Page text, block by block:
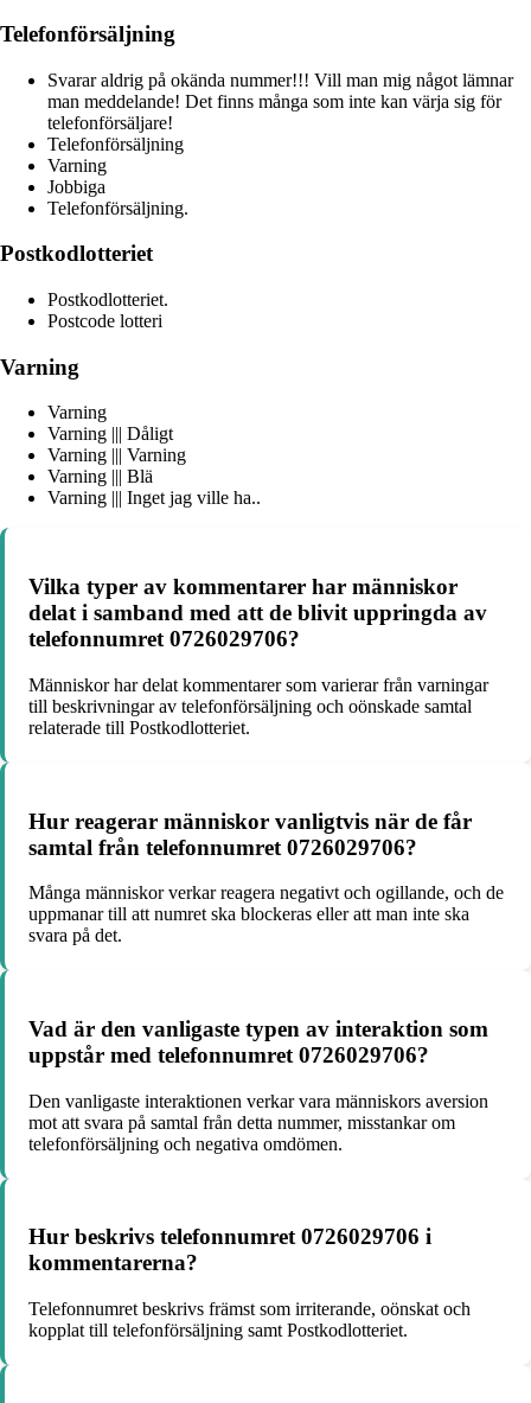
Telefonförsäljning
Svarar aldrig på okända nummer!!! Vill man mig något lämnar
man meddelande! Det finns många som inte kan värja sig för
telefonförsäljare!
Telefonförsäljning
Varning
Jobbiga
Telefonförsäljning.
Postkodlotteriet
Postkodlotteriet.
Postcode lotteri
Varning
Varning
Varning ||| Dåligt
Varning ||| Varning
Varning ||| Blä
Varning ||| Inget jag ville ha..
Vilka typer av kommentarer har människor
delat i samband med att de blivit uppringda av
telefonnumret 0726029706?
Människor har delat kommentarer som varierar från varningar
till beskrivningar av telefonförsäljning och oönskade samtal
relaterade till Postkodlotteriet.
Hur reagerar människor vanligtvis när de får
samtal från telefonnumret 0726029706?
Många människor verkar reagera negativt och ogillande, och de
uppmanar till att numret ska blockeras eller att man inte ska
svara på det.
Vad är den vanligaste typen av interaktion som
uppstår med telefonnumret 0726029706?
Den vanligaste interaktionen verkar vara människors aversion
mot att svara på samtal från detta nummer, misstankar om
telefonförsäljning och negativa omdömen.
Hur beskrivs telefonnumret 0726029706 i
kommentarerna?
Telefonnumret beskrivs främst som irriterande, oönskat och
kopplat till telefonförsäljning samt Postkodlotteriet.